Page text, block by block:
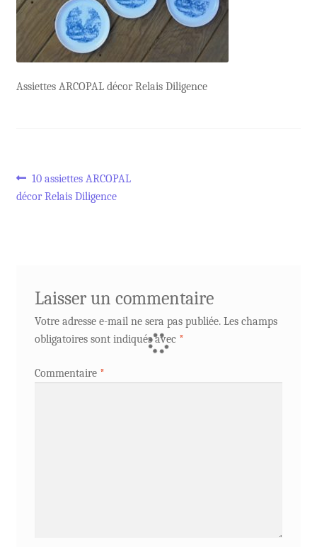
Assiettes ARCOPAL décor Relais Diligence
Navigation
Article
précédent :
10 assiettes ARCOPAL
décor Relais Diligence
Laisser un commentaire
Votre adresse e-mail ne sera pas publiée. Les champs
obligatoires sont indiqués avec *
Commentaire *